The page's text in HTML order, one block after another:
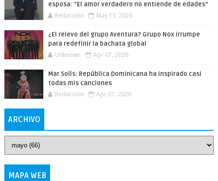
esposa: “El amor verdadero no entiende de edades”
Redacción May 13, 2026
¿El relevo del grupo Aventura? Grupo Nox irrumpe
para redefinir la bachata global
Unknown Apr 07, 2026
Mar Solís: República Dominicana ha inspirado casi
todas mis canciones
Redacción Apr 01, 2026
ARCHIVO
MAPA WEB